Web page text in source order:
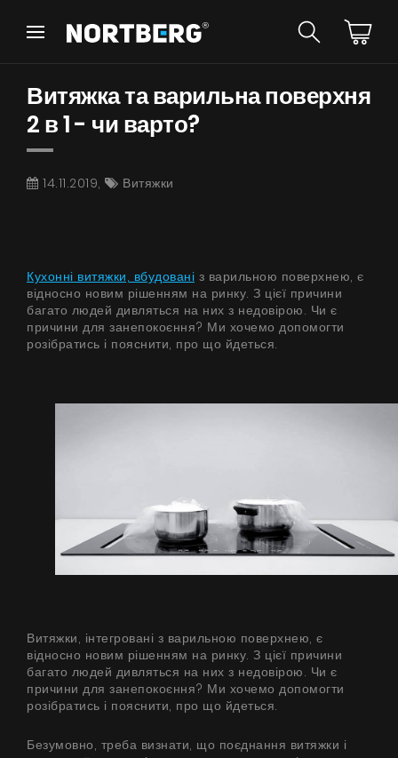
Назад
Новинки
Витяжки Острівні
Витяжки Пристінні
Витяжки Рустикальні
Витяжки Телескопічні
Витяжки Інтегровані
Аксесуари
Взірці кольорів
Nortberg Тиха Кухня
Витяжки з турбіною за межами кухнної кімнати
Назад
Порадник
Інструкції
FAQ - часті питання
Технічна підтримка
Витяжка та варильна поверхня
2 в 1 - чи варто?
14.11.2019, Витяжки
Кухонні витяжки, вбудовані з варильною поверхнею, є
відносно новим рішенням на ринку. З цієї причини
багато людей дивляться на них з недовірою. Чи є
причини для занепокоєння? Ми хочемо допомогти
розібратись і пояснити, про що йдеться.
Витяжки, інтегровані з варильною поверхнею, є
відносно новим рішенням на ринку. З цієї причини
багато людей дивляться на них з недовірою. Чи є
причини для занепокоєння? Ми хочемо допомогти
розібратись і пояснити, про що йдеться.
Безумовно, треба визнати, що поєднання витяжки і